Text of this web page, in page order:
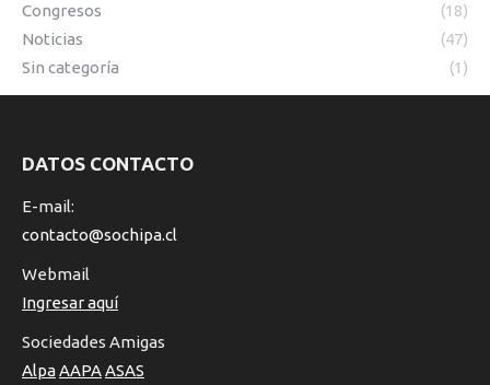
Congresos
(18)
Noticias
(47)
Sin categoría
(1)
DATOS CONTACTO
E-mail:
contacto@sochipa.cl
Webmail
Ingresar aquí
Sociedades Amigas
AlpaAAPAASAS